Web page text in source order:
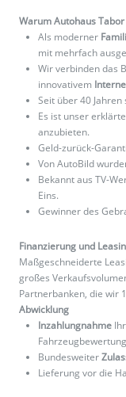
Warum Autohaus Tabor
Als moderner
mit mehrfach
Wir verbinden das
innovativem
Seit über 40
Es ist unser
anzubieten.
Geld-zurück-
Von AutoBild
Bekannt aus TV-
Eins.
Gewinner des
Finanzierung und
Maßgeschneiderte
großes
Partnerbanken, die wir
Abwicklung
Inzahlungnahme
Bundesweiter
Lieferung vor die